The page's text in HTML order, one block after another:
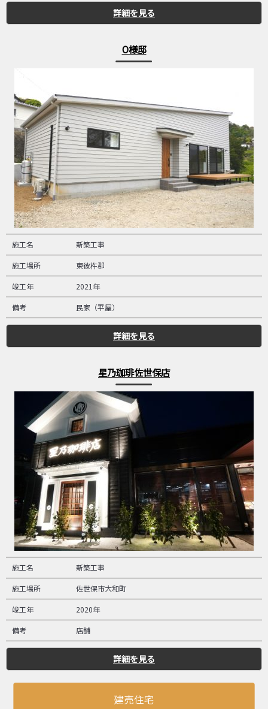
詳細を見る
O様邸
施工名 新築工事
施工場所 東彼杵郡
竣工年 2021年
備考 民家（平屋）
詳細を見る
星乃珈琲佐世保店
施工名 新築工事
施工場所 佐世保市大和町
竣工年 2020年
備考 店舗
詳細を見る
建売住宅